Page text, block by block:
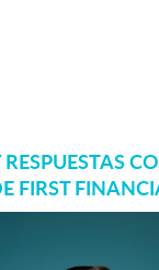
FIRST